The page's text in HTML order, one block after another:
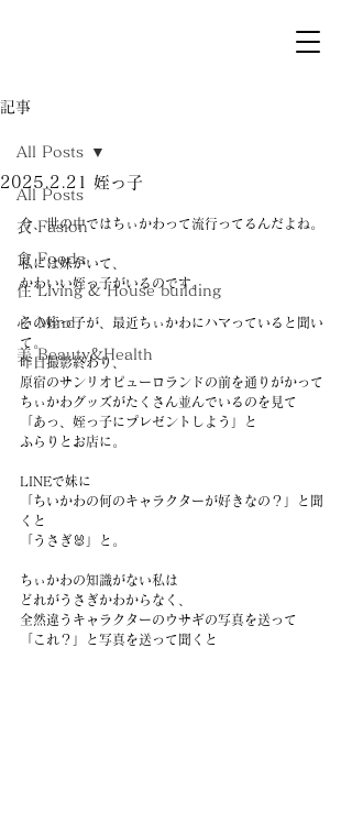
記事
All Posts
衣 Fasion
食 Foods
住 Living & House building
心 Mind
美 Beauty&Health
All Posts
2025.2.21 姪っ子
今、世の中ではちぃかわって流行ってるんだよね。
私には妹がいて、
かわいい姪っ子がいるのです。
その姪っ子が、最近ちぃかわにハマっていると聞い
て。
昨日撮影終わり、
原宿のサンリオピューロランドの前を通りがかって
ちぃかわグッズがたくさん並んでいるのを見て
「あっ、姪っ子にプレゼントしよう」と
ふらりとお店に。
LINEで妹に
「ちいかわの何のキャラクターが好きなの？」と聞
くと
「うさぎ🐰」と。
ちぃかわの知識がない私は
どれがうさぎかわからなく、
全然違うキャラクターのウサギの写真を送って
「これ？」と写真を送って聞くと